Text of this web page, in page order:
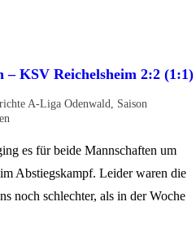
– KSV Reichelsheim 2:2 (1:1)
A-Liga Odenwald, Saison
es für beide Mannschaften um
Abstiegskampf. Leider waren die
noch schlechter, als in der Woche